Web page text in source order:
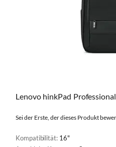
Lenovo hinkPad
Sei der Erste, der dieses Produkt
Kompatibilität: 16"